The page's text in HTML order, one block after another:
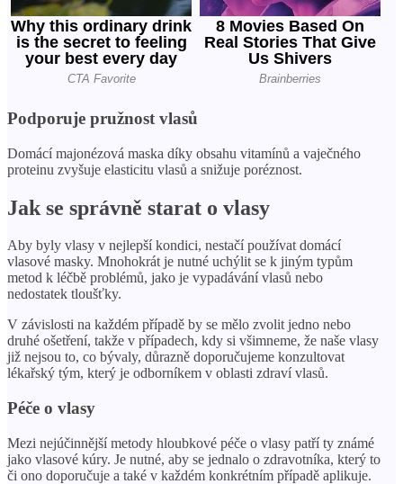
Podporuje pružnost vlasů
Domácí majonézová maska ​​díky obsahu vitamínů a vaječného
proteinu zvyšuje elasticitu vlasů a snižuje poréznost.
Jak se správně starat o vlasy
Aby byly vlasy v nejlepší kondici, nestačí používat domácí
vlasové masky. Mnohokrát je nutné uchýlit se k jiným typům
metod k léčbě problémů, jako je vypadávání vlasů nebo
nedostatek tloušťky.
V závislosti na každém případě by se mělo zvolit jedno nebo
druhé ošetření, takže v případech, kdy si všimneme, že naše vlasy
již nejsou to, co bývaly, důrazně doporučujeme konzultovat
lékařský tým, který je odborníkem v oblasti zdraví vlasů.
Péče o vlasy
Mezi nejúčinnější metody hloubkové péče o vlasy patří ty známé
jako vlasové kúry. Je nutné, aby se jednalo o zdravotníka, který to
či ono doporučuje a také v každém konkrétním případě aplikuje.